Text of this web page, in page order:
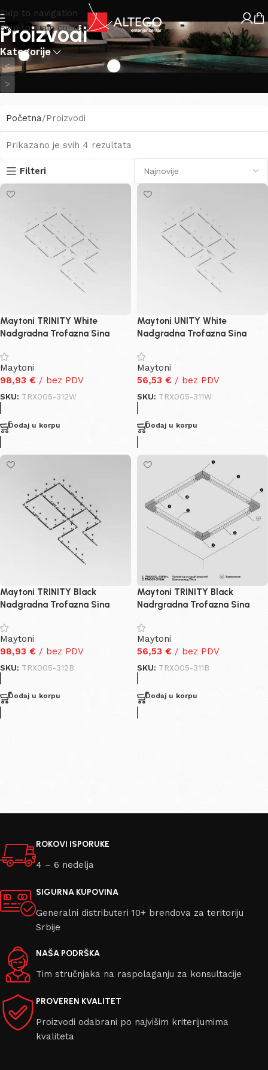
Skip to navigation
Skip to main content
Proizvodi
Kategorije
<
>
Početna Proizvodi
Prikazano je svih 4 rezultata
Filteri
Maytoni TRINITY White
Nadgradna Trofazna Sina
Maytoni
98,93 € / bez PDV
SKU: TRX005-312W
Dodaj u korpu
Maytoni UNITY White
Nadgradna Trofazna Sina
Maytoni
56,53 € / bez PDV
SKU: TRX005-311W
Dodaj u korpu
Maytoni TRINITY Black
Nadgradna Trofazna Sina
Maytoni
98,93 € / bez PDV
SKU: TRX005-312B
Dodaj u korpu
Maytoni TRINITY Black
Nadrgradna Trofazna Sina
Maytoni
56,53 € / bez PDV
SKU: TRX005-311B
Dodaj u korpu
ROKOVI ISPORUKE
4 – 6 nedelja
SIGURNA KUPOVINA
Generalni distributeri 10+ brendova za teritoriju
Srbije
NAŠA PODRŠKA
Tim stručnjaka na raspolaganju za konsultacije
PROVEREN KVALITET
Proizvodi odabrani po najvišim kriterijumima
kvaliteta